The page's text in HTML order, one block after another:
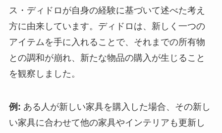
ス・ディドロが自身の経験に基づいて述べた考え
方に由来しています。ディドロは、新しく一つの
アイテムを手に入れることで、それまでの所有物
との調和が崩れ、新たな物品の購入が生じること
を観察しました。
例: ある人が新しい家具を購入した場合、その新し
い家具に合わせて他の家具やインテリアも更新し